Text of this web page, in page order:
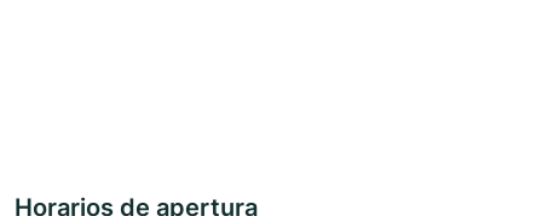
Horarios de apertura